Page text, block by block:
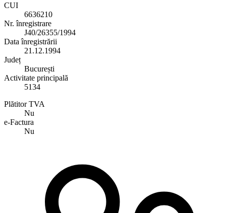
CUI
6636210
Nr. înregistrare
J40/26355/1994
Data înregistrării
21.12.1994
Județ
București
Activitate principală
5134
Plătitor TVA
Nu
e-Factura
Nu